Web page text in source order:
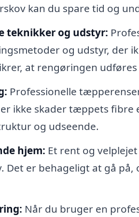
kan du spare tid og
teknikker og udstyr:
og udstyr, der
at rengøringen
Professionelle
ikke skader tæppets fibre
og udseende.
hjem: Et rent og
Det er behageligt at gå
Når du bruger en